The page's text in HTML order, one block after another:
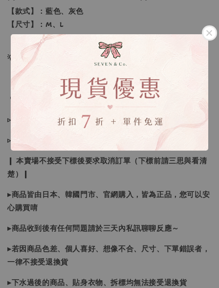
【款式】：藍色、灰色
【尺寸】：M、L
💡訂單依照下單順序為主唷！
🔍IG搜尋：Sevenjewelry.co
▹現貨商品１～３日內寄出
▹預購商品７～２１日（不含假日）寄出，如遇缺貨請見諒！
❙ 本賣場不接受下標後要求取消訂單（下標前請三思與看清
楚）❙
▸商品皆由日本、韓國門市、官網購入，皆為正品，您可以安
心購買唷
▸商品收到後有任何問題請於三天內私訊聊聊反應～
▸若因商品色差、個人喜好、想像不合、尺寸、下單錯誤者，
一律不接受退換貨
▸下水過後的商品、貼身衣物、拆標均無法接受退換貨